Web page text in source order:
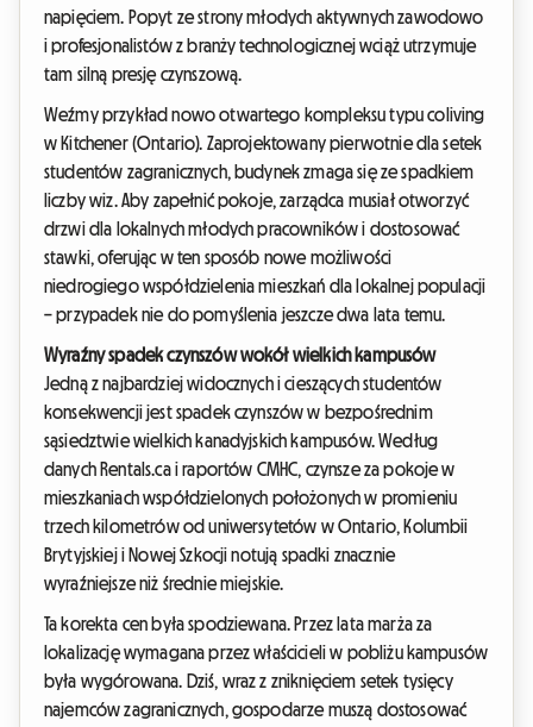
napięciem. Popyt ze strony młodych aktywnych zawodowo
i profesjonalistów z branży technologicznej wciąż utrzymuje
tam silną presję czynszową.
Weźmy przykład nowo otwartego kompleksu typu coliving
w Kitchener (Ontario). Zaprojektowany pierwotnie dla setek
studentów zagranicznych, budynek zmaga się ze spadkiem
liczby wiz. Aby zapełnić pokoje, zarządca musiał otworzyć
drzwi dla lokalnych młodych pracowników i dostosować
stawki, oferując w ten sposób nowe możliwości
niedrogiego współdzielenia mieszkań dla lokalnej populacji
– przypadek nie do pomyślenia jeszcze dwa lata temu.
Wyraźny spadek czynszów wokół wielkich kampusów
Jedną z najbardziej widocznych i cieszących studentów
konsekwencji jest spadek czynszów w bezpośrednim
sąsiedztwie wielkich kanadyjskich kampusów. Według
danych Rentals.ca i raportów CMHC, czynsze za pokoje w
mieszkaniach współdzielonych położonych w promieniu
trzech kilometrów od uniwersytetów w Ontario, Kolumbii
Brytyjskiej i Nowej Szkocji notują spadki znacznie
wyraźniejsze niż średnie miejskie.
Ta korekta cen była spodziewana. Przez lata marża za
lokalizację wymagana przez właścicieli w pobliżu kampusów
była wygórowana. Dziś, wraz z zniknięciem setek tysięcy
najemców zagranicznych, gospodarze muszą dostosować